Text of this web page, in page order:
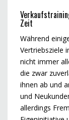
Zeit
Während
Vertriebsziele
nicht immer
die zwar
ihnen ab und
und
allerdings